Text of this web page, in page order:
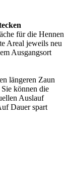
für die Hennen
Areal jeweils neu
Ausgangsort
längeren Zaun
können die
Auslauf
Dauer spart